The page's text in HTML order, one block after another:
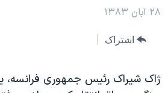
جهش
جهش
ایران
ورزشی
برنامه های تلویزیونی
جدول برنامه ها
جام جهانی ۲۰۲۶
فرکانس‌های صدای آمریکا
۲۸ آبان ۱۳۸۳
اشتراک
ژاک شيراک رئيس جمهوری فرانسه،